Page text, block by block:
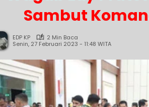
Sambut
EDP KP
2 Min Baca
Senin, 27 Februari 2023 - 11:48 WITA